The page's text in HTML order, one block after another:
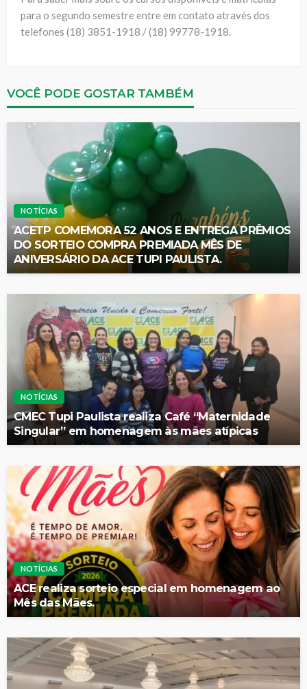
para o segundo semestre entre em contato através dos
telefones (18) 3851-1918 / (18) 99778-1918.
VOCÊ PODE GOSTAR TAMBÉM
NOTÍCIAS
ACETP COMEMORA 52 ANOS E ENTREGA PRÊMIOS
DO SORTEIO COMPRA PREMIADA MÊS DE
ANIVERSÁRIO DA ACE TUPI PAULISTA.
NOTÍCIAS
CMEC Tupi Paulista realiza Café “Maternidade
Singular” em homenagem às mães atípicas
NOTÍCIAS
ACE realiza sorteio especial em homenagem ao
Mês das Mães.